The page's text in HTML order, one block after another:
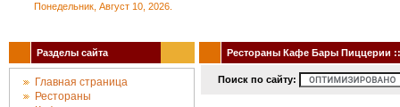
Понедельник, Август 10, 2026.
Разделы сайта
Главная страница
Рестораны
Рестораны Кафе Бары Пиццерии ::
Поиск по сайту: